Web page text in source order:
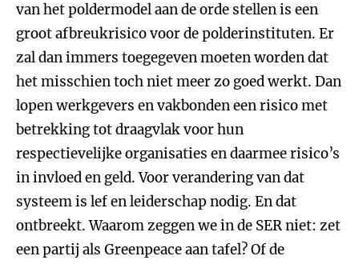
van het poldermodel aan de orde stellen is een
groot afbreukrisico voor de polderinstituten. Er
zal dan immers toegegeven moeten worden dat
het misschien toch niet meer zo goed werkt. Dan
lopen werkgevers en vakbonden een risico met
betrekking tot draagvlak voor hun
respectievelijke organisaties en daarmee risico’s
in invloed en geld. Voor verandering van dat
systeem is lef en leiderschap nodig. En dat
ontbreekt. Waarom zeggen we in de SER niet: zet
een partij als Greenpeace aan tafel? Of de